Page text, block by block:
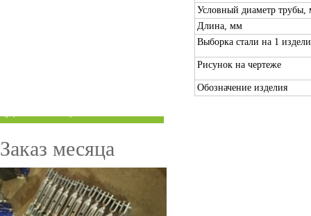
Условный диаметр трубы,
Длина, мм
Выборка стали на 1
Рисунок на чертеже
Обозначение изделия
Заказ месяца